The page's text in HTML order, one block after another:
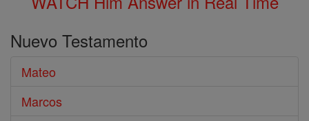
Nuevo Testamento
Mateo
Marcos